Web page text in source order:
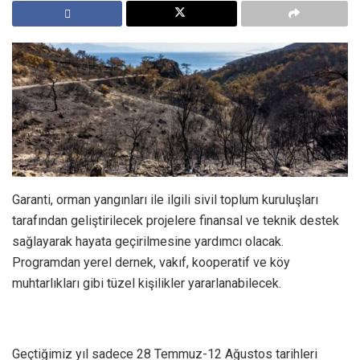
Garanti, orman yangınları ile ilgili sivil toplum kuruluşları
tarafından geliştirilecek projelere finansal ve teknik destek
sağlayarak hayata geçirilmesine yardımcı olacak.
Programdan yerel dernek, vakıf, kooperatif ve köy
muhtarlıkları gibi tüzel kişilikler yararlanabilecek.
Geçtiğimiz yıl sadece 28 Temmuz-12 Ağustos tarihleri